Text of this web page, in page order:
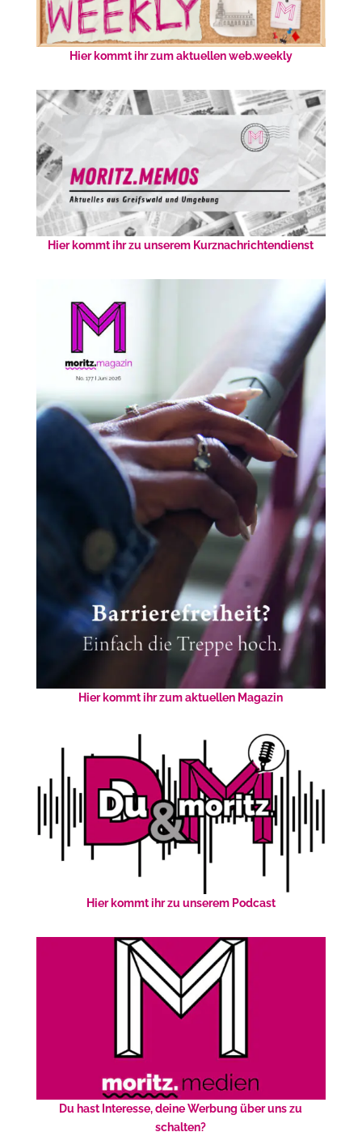
Hier kommt ihr zum aktuellen web.weekly
Hier kommt ihr zu unserem Kurznachrichtendienst
Hier kommt ihr zum aktuellen Magazin
Hier kommt ihr zu unserem Podcast
Du hast Interesse, deine Werbung über uns zu
schalten?